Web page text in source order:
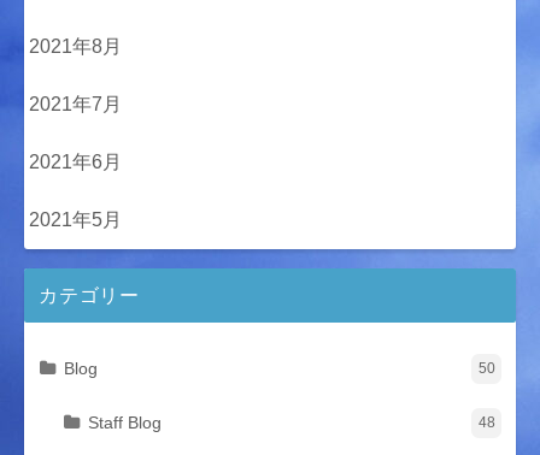
2021年8月
2021年7月
2021年6月
2021年5月
カテゴリー
Blog 50
Staff Blog 48